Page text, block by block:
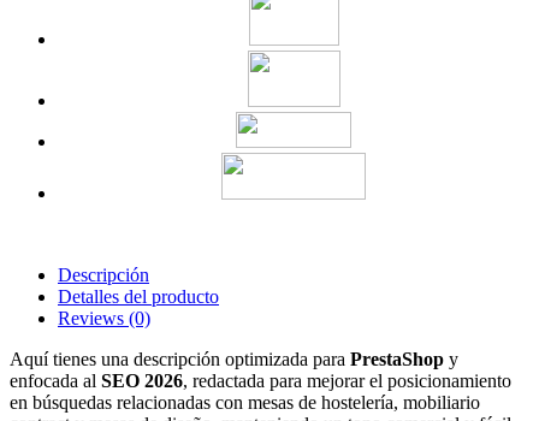
Descripción
Detalles del producto
Reviews (0)
Aquí tienes una descripción optimizada para PrestaShop y
enfocada al SEO 2026, redactada para mejorar el posicionamiento
en búsquedas relacionadas con mesas de hostelería, mobiliario